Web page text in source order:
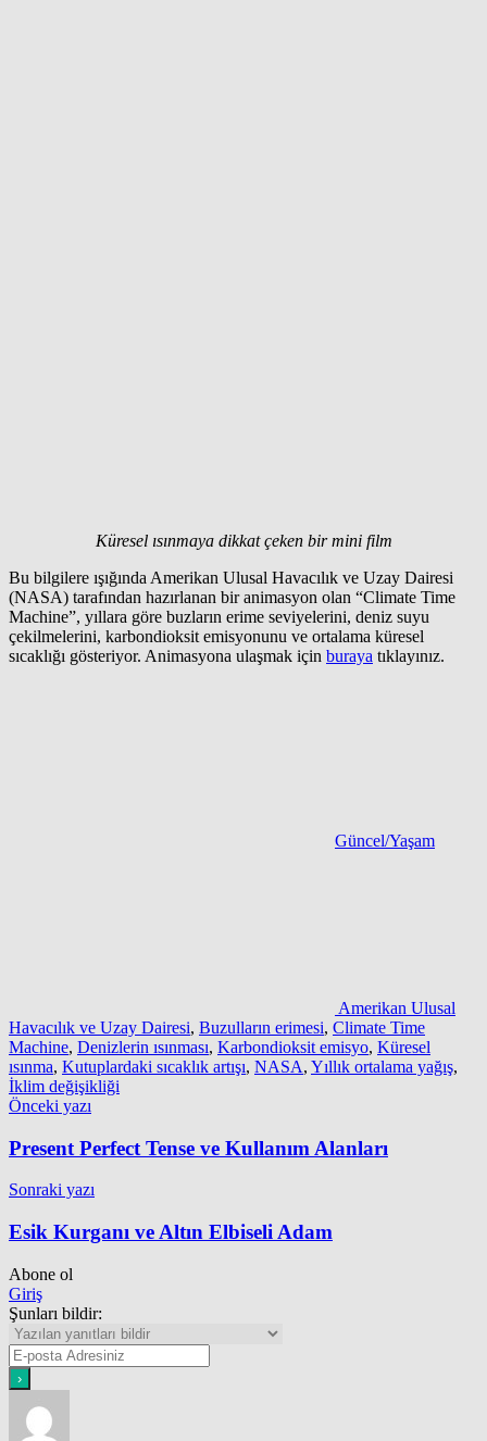
Küresel ısınmaya dikkat çeken bir mini film
Bu bilgilere ışığında Amerikan Ulusal Havacılık ve Uzay Dairesi
(NASA) tarafından hazırlanan bir animasyon olan “Climate Time
Machine”, yıllara göre buzların erime seviyelerini, deniz suyu
çekilmelerini, karbondioksit emisyonunu ve ortalama küresel
sıcaklığı gösteriyor. Animasyona ulaşmak için buraya tıklayınız.
Güncel/Yaşam
Amerikan Ulusal
Havacılık ve Uzay Dairesi, Buzulların erimesi, Climate Time
Machine, Denizlerin ısınması, Karbondioksit emisyo, Küresel
ısınma, Kutuplardaki sıcaklık artışı, NASA, Yıllık ortalama yağış,
İklim değişikliği
Yazı
gezinmesi
Önceki yazı
Present Perfect Tense ve Kullanım Alanları
Sonraki yazı
Esik Kurganı ve Altın Elbiseli Adam
Abone ol
Giriş
Şunları bildir: